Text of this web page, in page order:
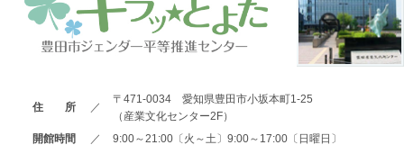
住 所 ／
〒471-0034 愛知県豊田市小坂本町1-25
（産業文化センター2F）
開館時間
／ 9:00～21:00〔火～土〕9:00～17:00〔日曜日〕